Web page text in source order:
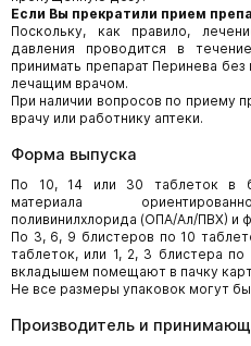
Если Вы прекратили прием
Поскольку, как правило,
давления проводится в
принимать препарат Перинева
лечащим врачом.
При наличии вопросов по приему
врачу или работнику аптеки.
Форма выпуска
По 10, 14 или 30 таблеток в
материала
поливинилхлорида (ОПА/Ал/ПВХ) и
По 3, 6, 9 блистеров по 10
таблеток, или 1, 2, 3 блистера
вкладышем помещают в пачку
Не все размеры упаковок могут
Производитель и